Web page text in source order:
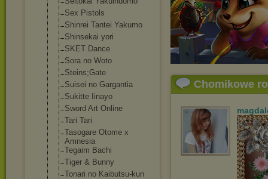
Sex Pistols
Shinrei Tantei Yakumo
Shinsekai yori
SKET Dance
Sora no Woto
Steins;Gate
Suisei no Gargantia
Sukitte Iinayo
Sword Art Online
Tari Tari
Tasogare Otome x
Amnesia
Tegaim Bachi
Tiger & Bunny
Tonari no Kaibutsu-kun
Chomikowe